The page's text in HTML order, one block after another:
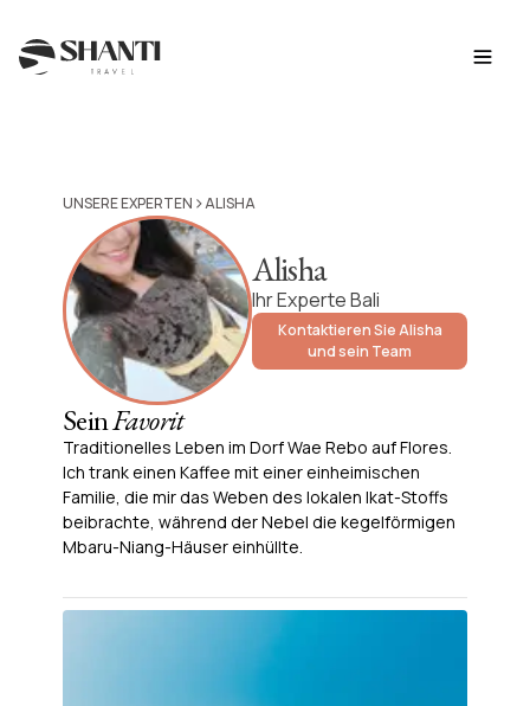
UNSERE EXPERTEN >ALISHA
Alisha
Ihr Experte Bali
Kontaktieren Sie Alisha
und sein Team
SeinFavorit
Traditionelles Leben im Dorf Wae Rebo auf Flores.
Ich trank einen Kaffee mit einer einheimischen
Familie, die mir das Weben des lokalen Ikat-Stoffs
beibrachte, während der Nebel die kegelförmigen
Mbaru-Niang-Häuser einhüllte.